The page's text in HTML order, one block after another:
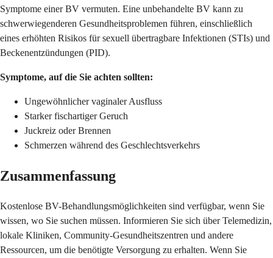
Symptome einer BV vermuten. Eine unbehandelte BV kann zu
schwerwiegenderen Gesundheitsproblemen führen, einschließlich
eines erhöhten Risikos für sexuell übertragbare Infektionen (STIs) und
Beckenentzündungen (PID).
Symptome, auf die Sie achten sollten:
Ungewöhnlicher vaginaler Ausfluss
Starker fischartiger Geruch
Juckreiz oder Brennen
Schmerzen während des Geschlechtsverkehrs
Zusammenfassung
Kostenlose BV-Behandlungsmöglichkeiten sind verfügbar, wenn Sie
wissen, wo Sie suchen müssen. Informieren Sie sich über Telemedizin,
lokale Kliniken, Community-Gesundheitszentren und andere
Ressourcen, um die benötigte Versorgung zu erhalten. Wenn Sie